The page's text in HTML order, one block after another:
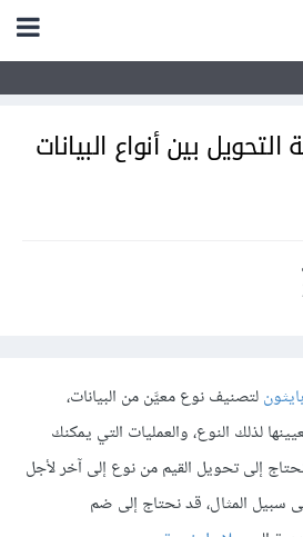
التحويل بين أنواع البيانات
بايثونلتصنيف نوع معيَّن من البيانات،
لذلك النوع، والعمليات التي يمكنك
إلى تحويل القيم من نوع إلى آخر لأجل
سبيل المثال، قد نحتاج إلى ضم